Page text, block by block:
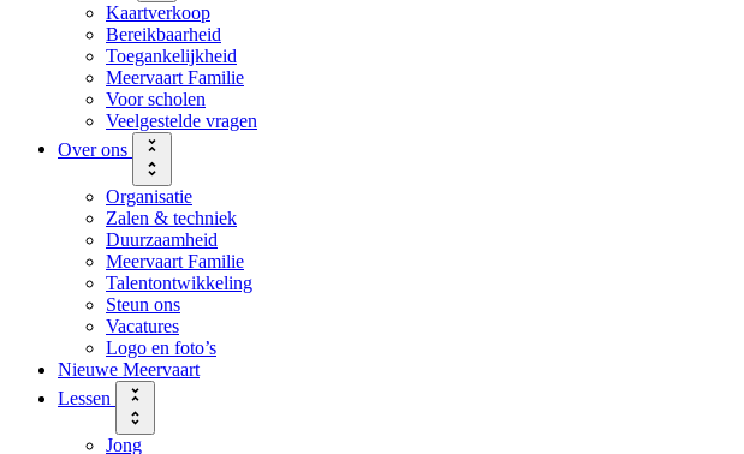
Kaartverkoop
Bereikbaarheid
Toegankelijkheid
Meervaart Familie
Voor scholen
Veelgestelde vragen
Over ons
Organisatie
Zalen & techniek
Duurzaamheid
Meervaart Familie
Talentontwikkeling
Steun ons
Vacatures
Logo en foto’s
Nieuwe Meervaart
Lessen
Jong